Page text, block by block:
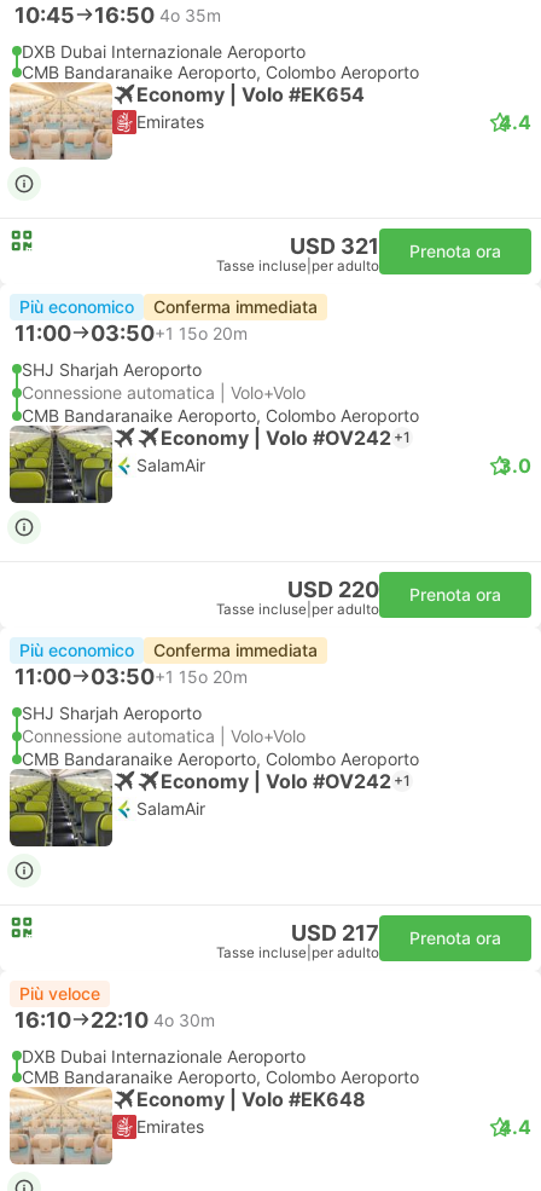
10:45 16:50 4o 35m
DXB Dubai Internazionale Aeroporto
CMB Bandaranaike Aeroporto, Colombo Aeroporto
Economy | Volo #EK654
Emirates 4.4
USD 321
Tasse incluse per adulto
Prenota ora
Più economico Conferma immediata
11:00 03:50+1 15o 20m
SHJ Sharjah Aeroporto
Connessione automatica | Volo+Volo
CMB Bandaranaike Aeroporto, Colombo Aeroporto
Economy | Volo #OV242 +1
SalamAir 3.0
USD 220
Tasse incluse per adulto
Prenota ora
Più economico Conferma immediata
11:00 03:50+1 15o 20m
SHJ Sharjah Aeroporto
Connessione automatica | Volo+Volo
CMB Bandaranaike Aeroporto, Colombo Aeroporto
Economy | Volo #OV242 +1
SalamAir
USD 217
Tasse incluse per adulto
Prenota ora
Più veloce
16:10 22:10 4o 30m
DXB Dubai Internazionale Aeroporto
CMB Bandaranaike Aeroporto, Colombo Aeroporto
Economy | Volo #EK648
Emirates 4.4